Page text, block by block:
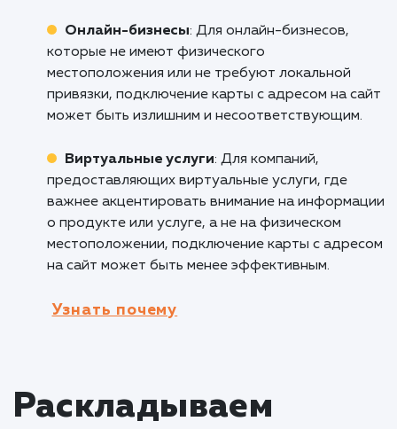
Рестораны и кафе: Для ресторанов и
подключение карты с адресом на сайт
клиентам легко найти и оценить
заведения. Это особенно полезно для
поедания.
Медицинские учреждения: Для клиник,
больниц и других медицинских учреждений,
предоставление карты с адресом на сайте
местоположение. Это улучшает